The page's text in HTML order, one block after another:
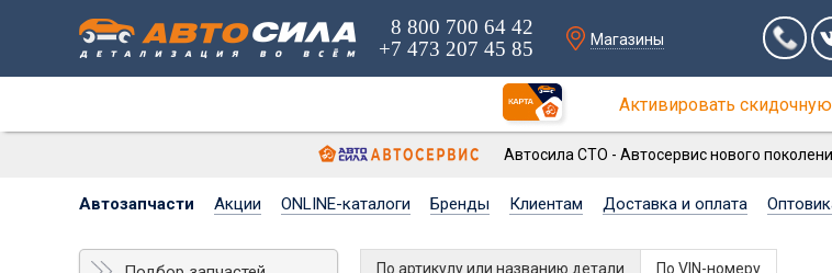
8 800 700 64 42
+7 473 207 45 85
Магазины
Активировать скидочную
Автосила СТО - Автосервис нового
Автозапчасти Акции ONLINE-каталоги Бренды Клиентам Доставка и оплата
По артикулу или названию детали По VIN-номеру